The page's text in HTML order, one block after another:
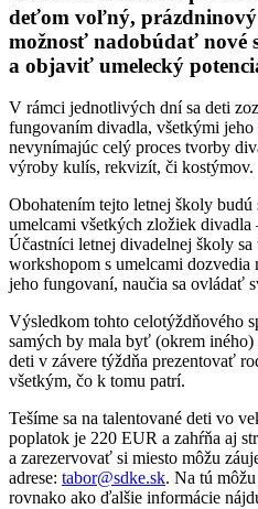
deťom voľný, prázdninový
možnosť nadobúdať nové
a objaviť umelecký
V rámci jednotlivých dní sa deti
fungovaním divadla, všetkými
nevynímajúc celý proces tvorby
výroby kulís, rekvizít, či kostýmov.
Obohatením tejto letnej školy budú
umelcami všetkých zložiek divadla
Účastníci letnej divadelnej školy
workshopom s umelcami
jeho fungovaní, naučia sa ovládať
Výsledkom tohto celotýždňového
samých by mala byť (okrem
deti v závere týždňa prezentovať
všetkým, čo k tomu patrí.
Tešíme sa na talentované deti vo
poplatok je 220 EUR a zahŕňa aj
a zarezervovať si miesto môžu
adrese: tabor@sdke.sk. Na tú
rovnako ako ďalšie informácie